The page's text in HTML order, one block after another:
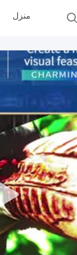
منزل